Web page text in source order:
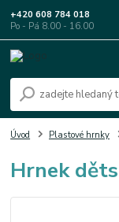
+420 608 784 018
Po - Pá 8.00 - 16.00
Úvod Plastové hrnky
Hrnek